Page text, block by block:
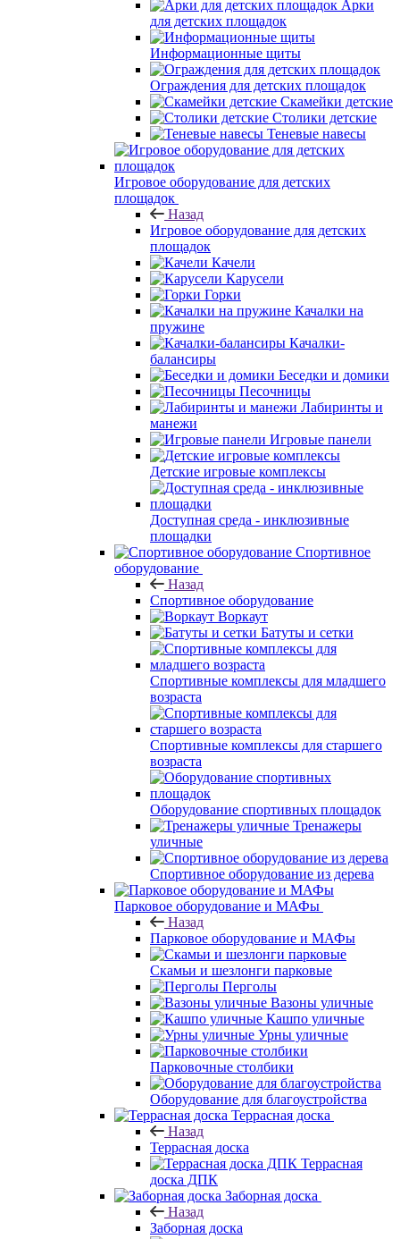
Арки
для детских площадок
Информационные щиты
Ограждения для детских площадок
Скамейки детские
Столики детские
Теневые навесы
Игровое оборудование для детских
площадок
Назад
Игровое оборудование для детских
площадок
Качели
Карусели
Горки
Качалки на
пружине
Качалки-
балансиры
Беседки и домики
Песочницы
Лабиринты и
манежи
Игровые панели
Детские игровые комплексы
Доступная среда - инклюзивные
площадки
Спортивное
оборудование
Назад
Спортивное оборудование
Воркаут
Батуты и сетки
Спортивные комплексы для младшего
возраста
Спортивные комплексы для старшего
возраста
Оборудование спортивных площадок
Тренажеры
уличные
Спортивное оборудование из дерева
Парковое оборудование и МАФы
Назад
Парковое оборудование и МАФы
Скамьи и шезлонги парковые
Перголы
Вазоны уличные
Кашпо уличные
Урны уличные
Парковочные столбики
Оборудование для благоустройства
Террасная доска
Назад
Террасная доска
Террасная
доска ДПК
Заборная доска
Назад
Заборная доска